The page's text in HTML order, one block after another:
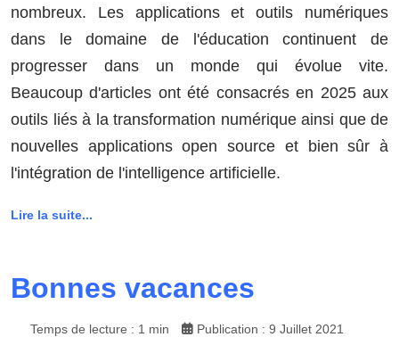
nombreux. Les applications et outils numériques
dans le domaine de l'éducation continuent de
progresser dans un monde qui évolue vite.
Beaucoup d'articles ont été consacrés en 2025 aux
outils liés à la transformation numérique ainsi que de
nouvelles applications open source et bien sûr à
l'intégration de l'intelligence artificielle.
Lire la suite...
Bonnes vacances
Temps de lecture : 1 min Publication : 9 Juillet 2021